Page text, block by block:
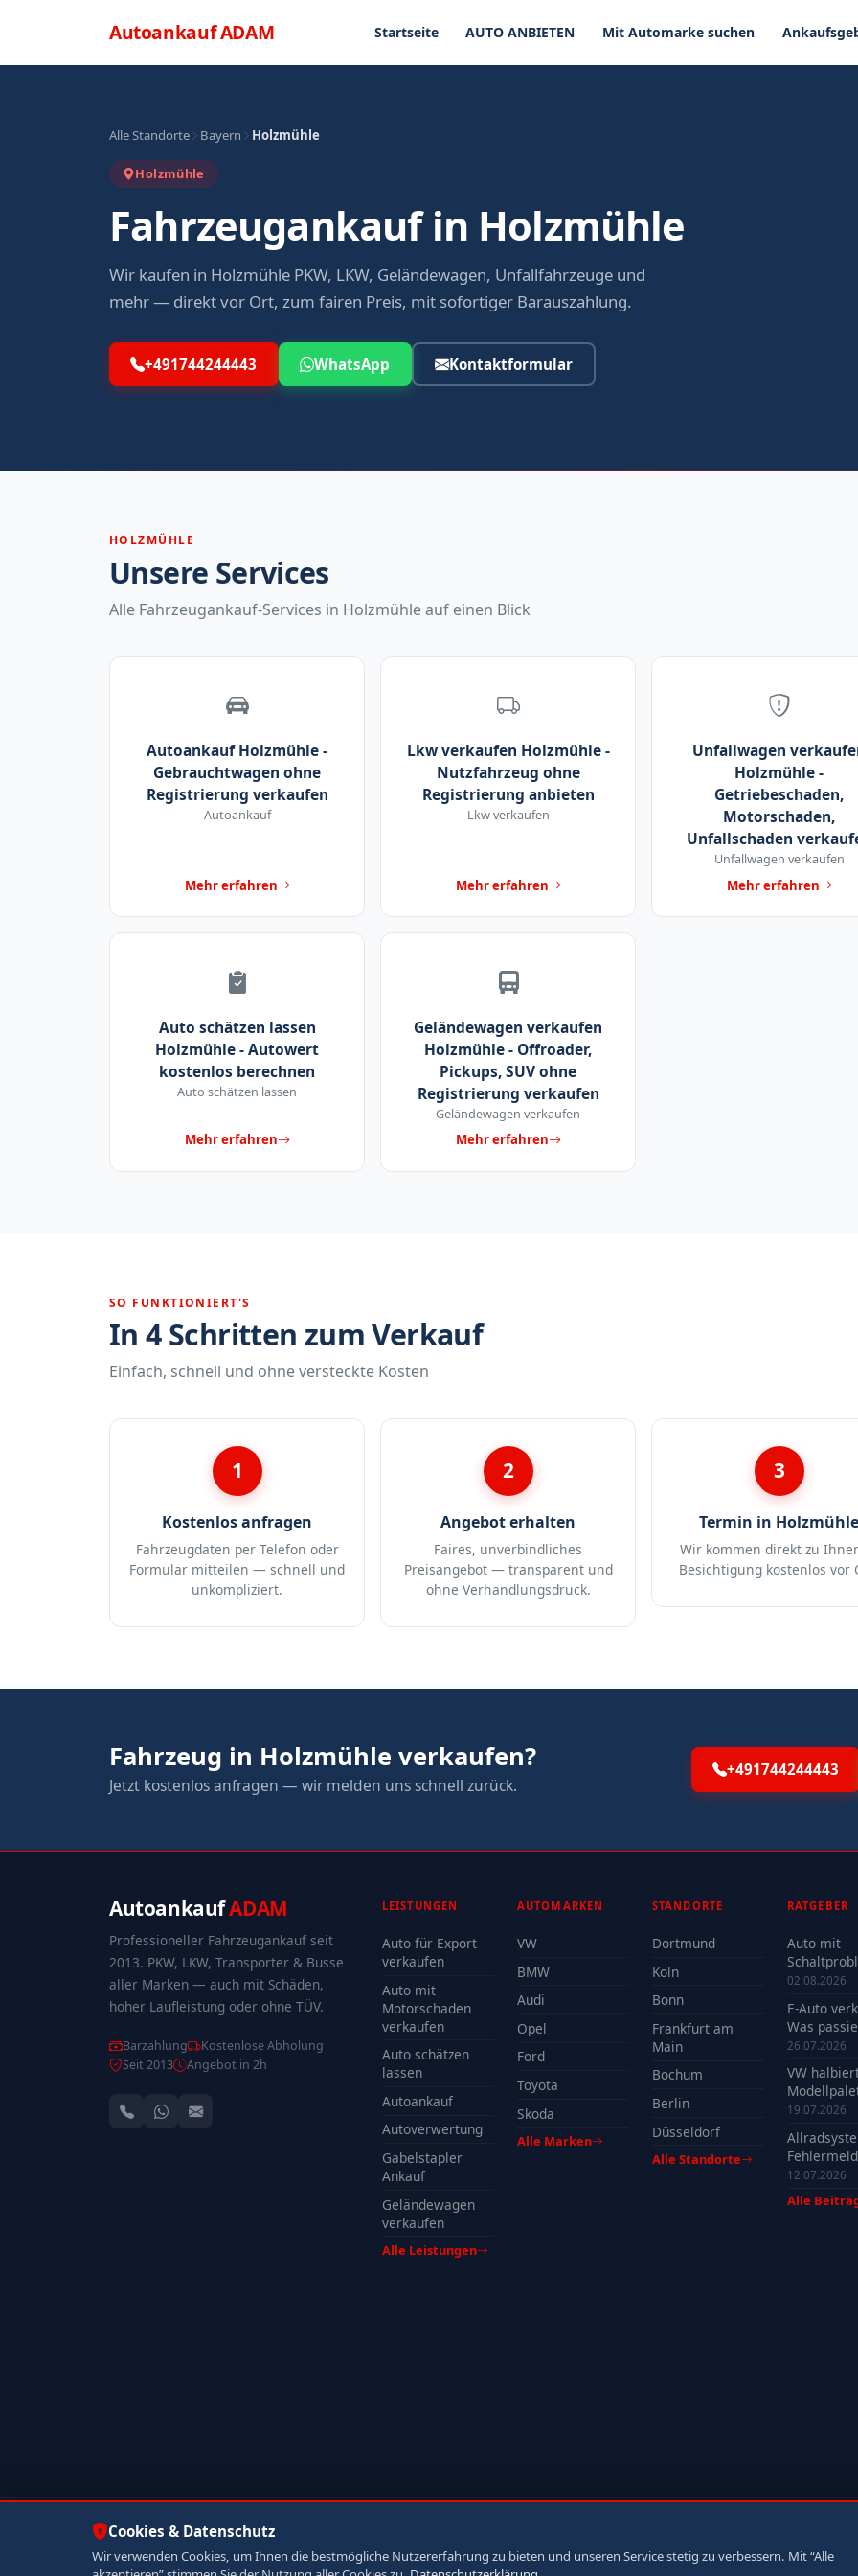
AutoankaufADAM Menü
Startseite AUTO ANBIETEN Mit Automarke suchen
Alle Standorte Bayern Holzmühle
Holzmühle
Fahrzeugankauf in Holzmühle
Wir kaufen in Holzmühle PKW, LKW, Geländewagen, Unfallfahrzeuge und
mehr — direkt vor Ort, zum fairen Preis, mit sofortiger Barauszahlung.
+491744244443 WhatsApp Kontaktformular
HOLZMÜHLE
Unsere Services
Alle Fahrzeugankauf-Services in Holzmühle auf einen Blick
Autoankauf Holzmühle -
Gebrauchtwagen ohne
Registrierung verkaufen
Autoankauf
Mehr erfahren
Lkw verkaufen Holzmühle -
Nutzfahrzeug ohne
Registrierung anbieten
Lkw verkaufen
Mehr erfahren
Unfallwagen
Holzmühle -
Getriebeschaden,
Motorschaden,
Unfallschaden
Unfallwagen verkaufen
Mehr erfahren
Auto schätzen lassen
Holzmühle - Autowert
kostenlos berechnen
Auto schätzen lassen
Mehr erfahren
Geländewagen verkaufen
Holzmühle - Offroader,
Pickups, SUV ohne
Registrierung verkaufen
Geländewagen verkaufen
Mehr erfahren
SO FUNKTIONIERT'S
In 4 Schritten zum Verkauf
Einfach, schnell und ohne versteckte Kosten
1
Kostenlos anfragen
Fahrzeugdaten per Telefon oder
Formular mitteilen — schnell und
unkompliziert.
2
Angebot erhalten
Faires, unverbindliches
Preisangebot — transparent und
ohne Verhandlungsdruck.
3
Termin in Holzmühle
Wir kommen direkt zu
Besichtigung kostenlos vor
Fahrzeug in Holzmühle verkaufen?
Jetzt kostenlos anfragen — wir melden uns schnell zurück.
+491744244443
AutoankaufADAM
Professioneller Fahrzeugankauf seit
2013. PKW, LKW, Transporter & Busse
aller Marken — auch mit Schäden,
hoher Laufleistung oder ohne TÜV.
Barzahlung
Kostenlose Abholung
Seit 2013
Angebot in 2h
LEISTUNGEN
Auto für Export
verkaufen
Auto mit
Motorschaden
verkaufen
Auto schätzen
lassen
Autoankauf
Autoverwertung
Gabelstapler
Ankauf
Geländewagen
verkaufen
Alle Leistungen
AUTOMARKEN
VW
BMW
Audi
Opel
Ford
Toyota
Skoda
Alle Marken
STANDORTE
Dortmund
Köln
Bonn
Frankfurt am
Main
Bochum
Berlin
Düsseldorf
Alle Standorte
RATGEBER
Auto mit
verkaufen -
Verkauf?
02.08.2026
E-Auto
Was
der
26.07.2026
VW
Welche
19.07.2026
Ursachen,
& Tipps
12.07.2026
Alle
© 2026 Autoankauf ADAM. Alle Rechte vorbehalten.
Cookies & Datenschutz
Wir verwenden Cookies, um Ihnen die bestmögliche Nutzererfahrung zu bieten und unseren Service stetig zu verbessern. Mit “Alle